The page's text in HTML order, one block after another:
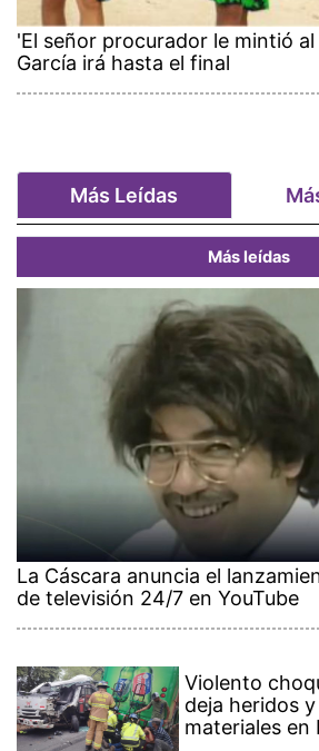
'El señor procurador le mintió al
García irá hasta el final
Más Leídas
Más leídas
La Cáscara anuncia el
de televisión 24/7 en YouTube
Violento
deja heridos
materiales en